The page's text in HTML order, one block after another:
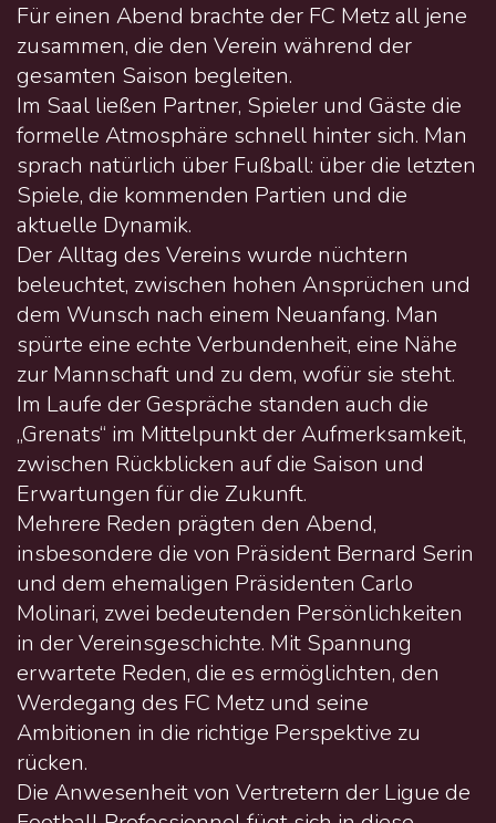
Für einen Abend brachte der FC Metz all jene
zusammen, die den Verein während der
gesamten Saison begleiten.
Im Saal ließen Partner, Spieler und Gäste die
formelle Atmosphäre schnell hinter sich. Man
sprach natürlich über Fußball: über die letzten
Spiele, die kommenden Partien und die
aktuelle Dynamik.
Der Alltag des Vereins wurde nüchtern
beleuchtet, zwischen hohen Ansprüchen und
dem Wunsch nach einem Neuanfang. Man
spürte eine echte Verbundenheit, eine Nähe
zur Mannschaft und zu dem, wofür sie steht.
Im Laufe der Gespräche standen auch die
„Grenats“ im Mittelpunkt der Aufmerksamkeit,
zwischen Rückblicken auf die Saison und
Erwartungen für die Zukunft.
Mehrere Reden prägten den Abend,
insbesondere die von Präsident Bernard Serin
und dem ehemaligen Präsidenten Carlo
Molinari, zwei bedeutenden Persönlichkeiten
in der Vereinsgeschichte. Mit Spannung
erwartete Reden, die es ermöglichten, den
Werdegang des FC Metz und seine
Ambitionen in die richtige Perspektive zu
rücken.
Die Anwesenheit von Vertretern der Ligue de